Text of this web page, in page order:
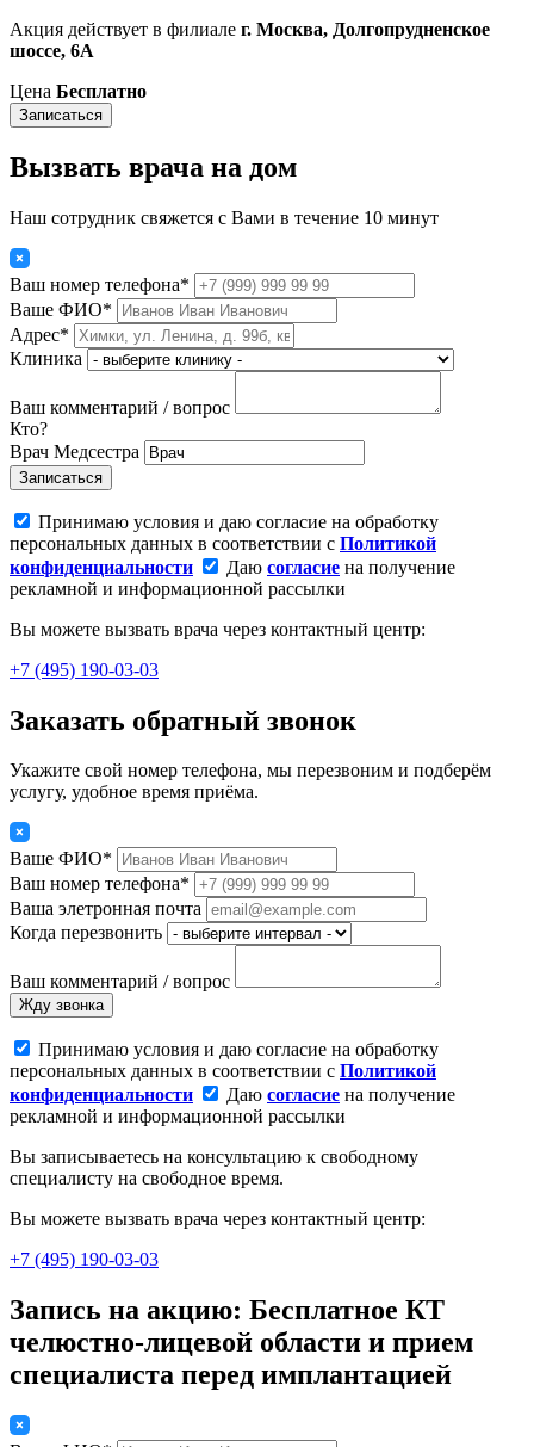
Акция действует в филиале г. Москва, Долгопрудненское
шоссе, 6А
Цена Бесплатно
Записаться
Вызвать врача на дом
Наш сотрудник свяжется с Вами в течение 10 минут
Ваш номер телефона*
Ваше ФИО*
Адрес*
Клиника
Ваш комментарий / вопрос
Кто?
Врач Медсестра
Записаться
Принимаю условия и даю согласие на обработку
персональных данных в соответствии с Политикой
конфиденциальности
Даю согласие на получение
рекламной и информационной рассылки
Вы можете вызвать врача через контактный центр:
+7 (495) 190-03-03
Заказать обратный звонок
Укажите свой номер телефона, мы перезвоним и подберём
услугу, удобное время приёма.
Ваше ФИО*
Ваш номер телефона*
Ваша элетронная почта
Когда перезвонить
Ваш комментарий / вопрос
Жду звонка
Принимаю условия и даю согласие на обработку
персональных данных в соответствии с Политикой
конфиденциальности
Даю согласие на получение
рекламной и информационной рассылки
Вы записываетесь на консультацию к свободному
специалисту на свободное время.
Вы можете вызвать врача через контактный центр:
+7 (495) 190-03-03
Запись на акцию: Бесплатное КТ
челюстно-лицевой области и прием
специалиста перед имплантацией